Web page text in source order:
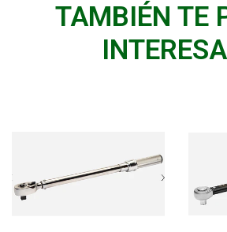
TAMBIÉN TE